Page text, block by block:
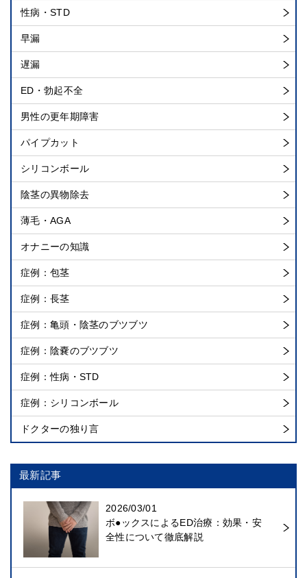
性病・STD
早漏
遅漏
ED・勃起不全
男性の更年期障害
パイプカット
シリコンボール
陰茎の異物除去
薄毛・AGA
オナニーの知識
症例：包茎
症例：長茎
症例：亀頭・陰茎のブツブツ
症例：陰嚢のブツブツ
症例：性病・STD
症例：シリコンボール
ドクターの独り言
最新記事
2026/03/01
ボ●ックスによるED治療：効果・安
全性について徹底解説